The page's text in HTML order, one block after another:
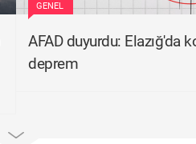
GENEL
AFAD duyurdu: Elazığ'da
deprem